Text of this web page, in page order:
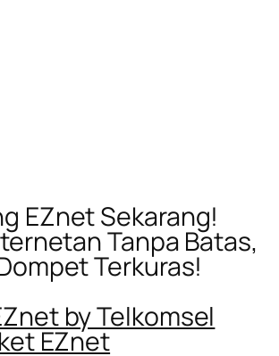
EZnet Sekarang!
Tanpa Batas,
Terkuras!
by Telkomsel
EZnet